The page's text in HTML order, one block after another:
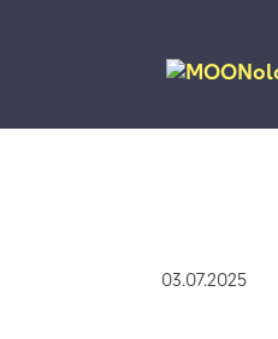
03.07.2025